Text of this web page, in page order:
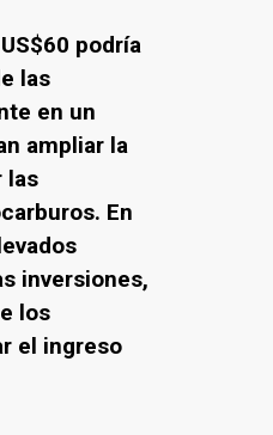
podría
las
en un
ampliar la
las
En
inversiones,
los
el ingreso